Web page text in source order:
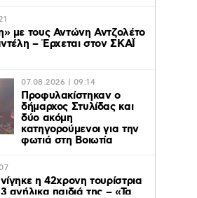
με τους Αντώνη Αντζολέτο
– Έρχεται στον ΣΚΑΪ
07.08.2026 | 09:14
Προφυλακίστηκαν ο
δήμαρχος Στυλίδας και
δύο ακόμη
κατηγορούμενοι για την
φωτιά στη Βοιωτία
η 42χρονη τουρίστρια
ανήλικα παιδιά της – «Τα